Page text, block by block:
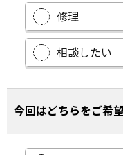
修理
相談したい
今回はどちらをご希